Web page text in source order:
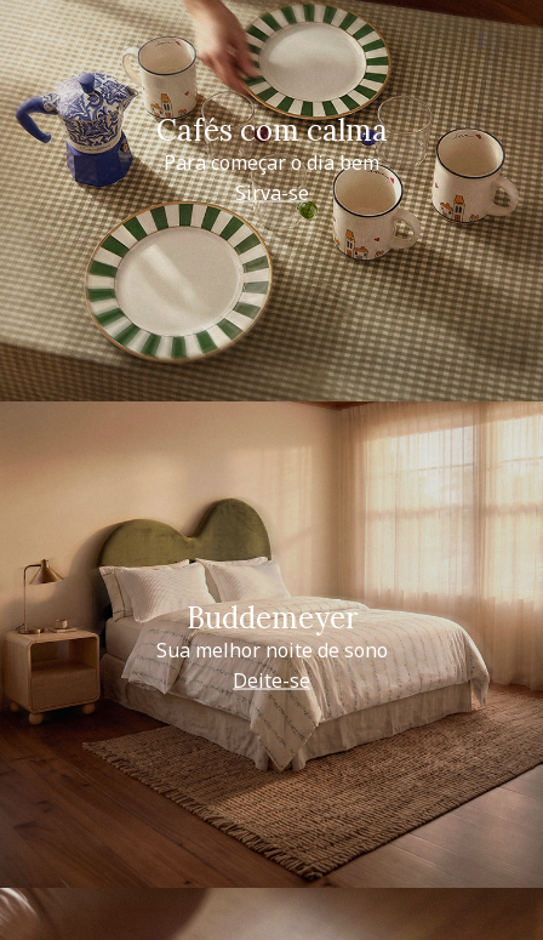
Cafés com calma
Para começar o dia bem
Sirva-se
Buddemeyer
Sua melhor noite de sono
Deite-se